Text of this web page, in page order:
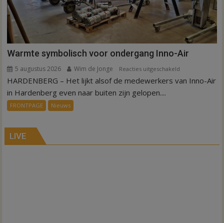
Warmte symbolisch voor ondergang Inno-Air
5 augustus 2026 Wim de Jonge Reacties uitgeschakeld
Warmte
HARDENBERG – Het lijkt alsof de medewerkers van Inno-Air
in Hardenberg even naar buiten zijn gelopen....
FRONTPAGE Nieuws
LIVE